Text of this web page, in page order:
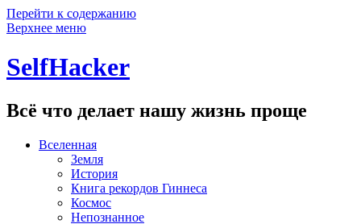
Перейти к содержанию
Верхнее меню
SelfHacker
Всё что делает нашу жизнь проще
Вселенная
Земля
История
Книга рекордов Гиннеса
Космос
Непознанное